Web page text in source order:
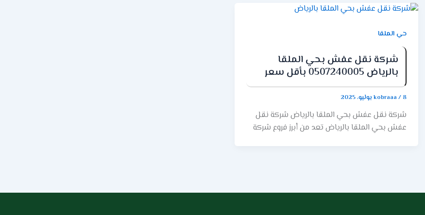
حي الملقا
شركة نقل عفش بحي الملقا
بالرياض 0507240005 بأقل سعر
kobraaa/ 8 يوليو، 2025
شركة نقل عفش بحي الملقا بالرياض شركة نقل
عفش بحي الملقا بالرياض تعد من أبرز فروع شركة
تلبية احتياجات عملائنا في حي الملقا ومناطق أخرى